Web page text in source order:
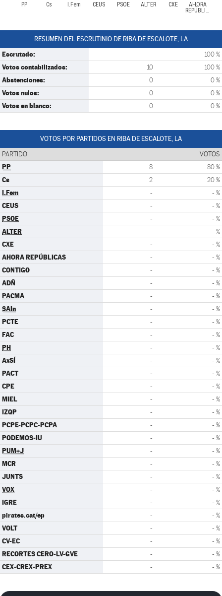
PP Cs I.Fem CEUS PSOE ALTER CXE
AHORA
REPÚBLICAS
RESUMEN DEL ESCRUTINIO DE RIBA DE ESCALOTE, LA
Escrutado: 100 %
Votos contabilizados: 10 100 %
Abstenciones: 0 0 %
Votos nulos: 0 0 %
Votos en blanco: 0 0 %
VOTOS POR PARTIDOS EN RIBA DE ESCALOTE, LA
PARTIDO VOTOS
PP 8 80 %
Cs 2 20 %
I.Fem - - %
CEUS - - %
PSOE - - %
ALTER - - %
CXE - - %
AHORA REPÚBLICAS - - %
CONTIGO - - %
ADÑ - - %
PACMA - - %
SAIn - - %
PCTE - - %
FAC - - %
PH - - %
AxSÍ - - %
PACT - - %
CPE - - %
MIEL - - %
IZQP - - %
PCPE-PCPC-PCPA - - %
PODEMOS-IU - - %
PUM+J - - %
MCR - - %
JUNTS - - %
VOX - - %
IGRE - - %
pirates.cat/ep - - %
VOLT - - %
CV-EC - - %
RECORTES CERO-LV-GVE - - %
CEX-CREX-PREX - - %